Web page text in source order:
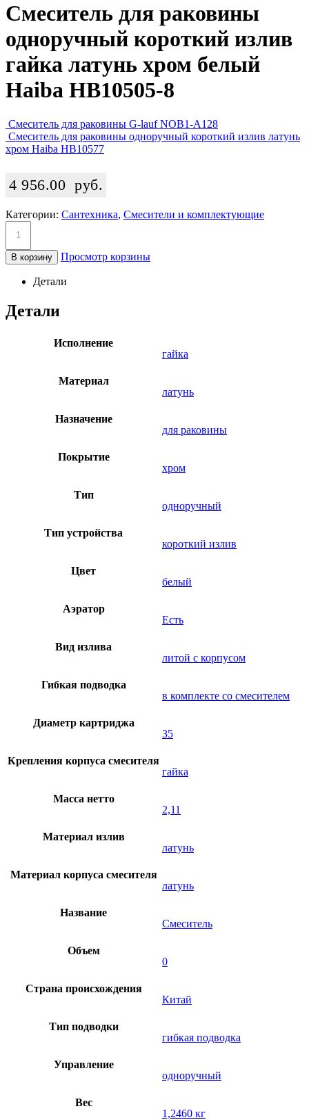
Смеситель для раковины
одноручный короткий излив
гайка латунь хром белый
Haiba HB10505-8
Смеситель для раковины G-lauf NOB1-A128
Смеситель для раковины одноручный короткий излив латунь
хром Haiba HB10577
4 956.00 руб.
Категории: Сантехника, Смесители и комплектующие
В корзину Просмотр корзины
Детали
Детали
Исполнение
гайка
Материал
латунь
Назначение
для раковины
Покрытие
хром
Тип
одноручный
Тип устройства
короткий излив
Цвет
белый
Аэратор
Есть
Вид излива
литой с корпусом
Гибкая подводка
в комплекте со смесителем
Диаметр картриджа
35
Крепления корпуса смесителя
гайка
Масса нетто
2,11
Материал излив
латунь
Материал корпуса смесителя
латунь
Название
Смеситель
Объем
0
Страна происхождения
Китай
Тип подводки
гибкая подводка
Управление
одноручный
Вес
1,2460 кг